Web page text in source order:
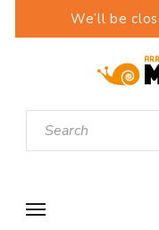
We’ll be